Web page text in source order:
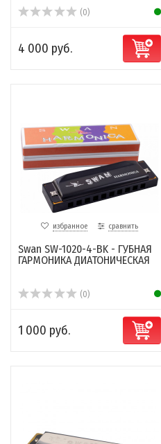
(0)
4 000 руб.
избранное сравнить
Swan SW-1020-4-BK - ГУБНАЯ
ГАРМОНИКА ДИАТОНИЧЕСКАЯ
(0)
1 000 руб.